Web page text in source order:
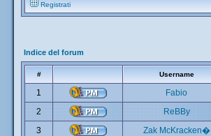
Registrati
Indice del forum
# Username
1
Fabio
2
ReBBy
3
Zak McKracken�